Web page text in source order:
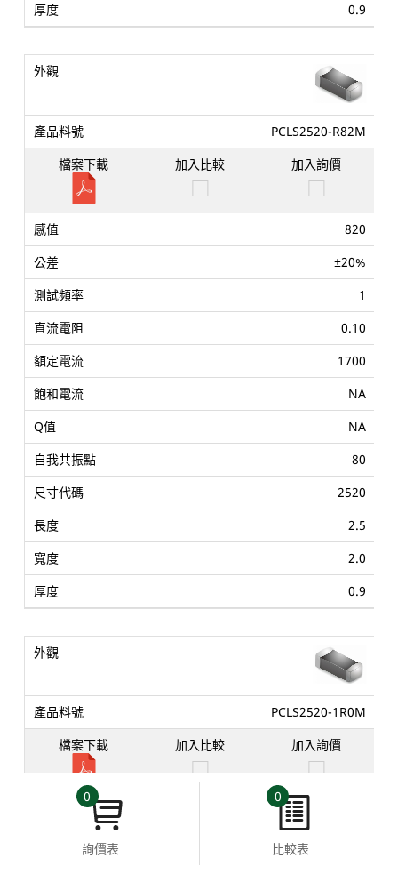
0.9
PCLS2520-R82M
820
±20%
1
0.10
1700
NA
NA
80
2520
2.5
2.0
0.9
PCLS2520-1R0M
0
詢價表
0
比較表